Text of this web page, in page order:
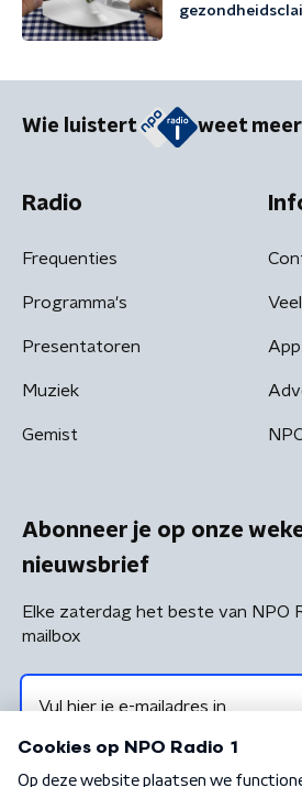
Wie luistert weet meer
Radio
Frequenties
Programma's
Presentatoren
Muziek
Gemist
Abonneer je op onze
nieuwsbrief
Elke zaterdag het beste van NPO
mailbox